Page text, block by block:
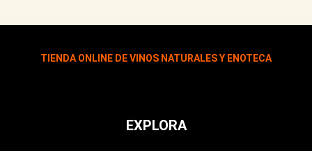
TIENDA ONLINE DE VINOS NATURALES Y ENOTECA
EXPLORA